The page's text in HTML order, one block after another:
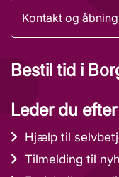
Kontakt og
Bestil tid i
Leder du efter
Hjælp til
Tilmelding til